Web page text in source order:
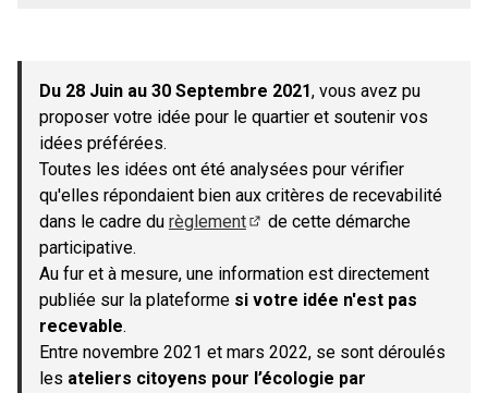
−
Du 28 Juin au 30 Septembre 2021, vous avez pu
proposer votre idée pour le quartier et soutenir vos
idées préférées.
Toutes les idées ont été analysées pour vérifier
qu'elles répondaient bien aux critères de recevabilité
dans le cadre du règlement
de cette démarche
participative.
Au fur et à mesure, une information est directement
publiée sur la plateforme si votre idée n'est pas
recevable.
Entre novembre 2021 et mars 2022, se sont déroulés
les ateliers citoyens pour l’écologie par